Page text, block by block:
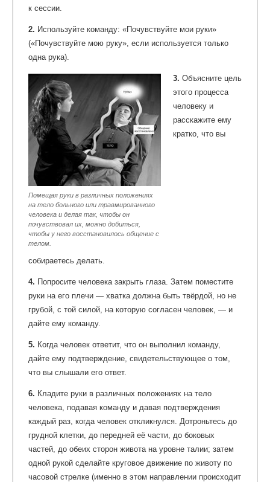
к сессии.
2. Используйте команду: «Почувствуйте мои руки»
(«Почувствуйте мою руку», если используется только
одна рука).
Помещая руки в различных положениях
на тело больного или травмированного
человека и делая так, чтобы он
почувствовал их, можно добиться,
чтобы у него восстановилось общение с
телом.
3. Объясните цель
этого процесса
человеку и
расскажите ему
кратко, что вы
собираетесь делать.
4. Попросите человека закрыть глаза. Затем поместите
руки на его плечи — хватка должна быть твёрдой, но не
грубой, с той силой, на которую согласен человек, — и
дайте ему команду.
5. Когда человек ответит, что он выполнил команду,
дайте ему подтверждение, свидетельствующее о том,
что вы слышали его ответ.
6. Кладите руки в различных положениях на тело
человека, подавая команду и давая подтверждения
каждый раз, когда человек откликнулся. Дотроньтесь до
грудной клетки, до передней её части, до боковых
частей, до обеих сторон живота на уровне талии; затем
одной рукой сделайте круговое движение по животу по
часовой стрелке (именно в этом направлении происходит